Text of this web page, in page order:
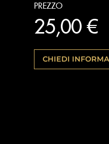
PREZZO
25,00 €
CHIEDI